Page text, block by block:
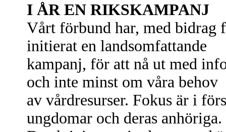
I ÅR EN RIKSKAMPANJ
Vårt förbund har, med bidrag
initierat en landsomfattande
kampanj, för att nå ut med
och inte minst om våra behov
av vårdresurser. Fokus är i
ungdomar och deras anhöriga.